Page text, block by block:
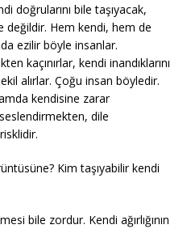
doğrularını bile taşıyacak,
Hem kendi, hem de
ezilir böyle insanlar.
kaçınırlar, kendi inandıklarını
alırlar. Çoğu insan böyledir.
kendisine zarar
dile
Kim taşıyabilir kendi
bile zordur. Kendi ağırlığının